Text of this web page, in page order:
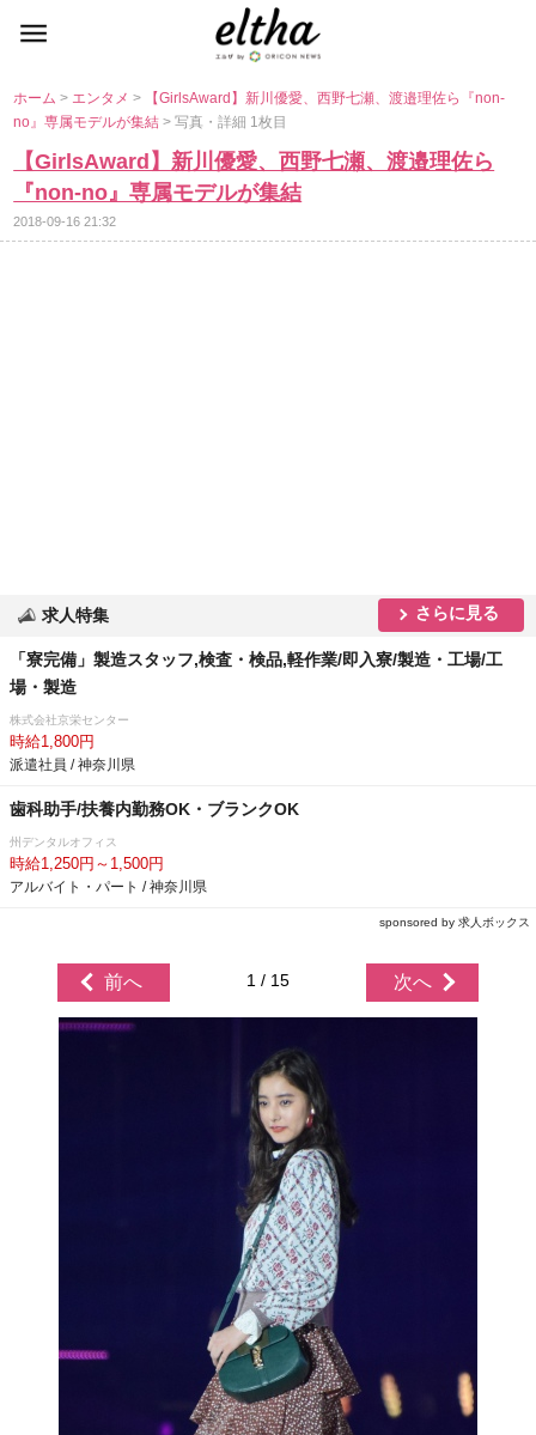
ホーム> エンタメ>
【GirlsAward】新川優愛、西野七瀬、渡邉理佐ら『non-
no』専属モデルが集結> 写真・詳細 1枚目
【GirlsAward】新川優愛、西野七瀬、渡邉理佐ら
『non-no』専属モデルが集結
2018-09-16 21:32
求人特集 さらに見る
「寮完備」製造スタッフ,検査・検品,軽作業/即入寮/製造・工場/工
場・製造
株式会社京栄センター
時給1,800円
派遣社員 / 神奈川県
歯科助手/扶養内勤務OK・ブランクOK
州デンタルオフィス
時給1,250円～1,500円
アルバイト・パート / 神奈川県
sponsored by 求人ボックス
前へ 1 / 15 次へ